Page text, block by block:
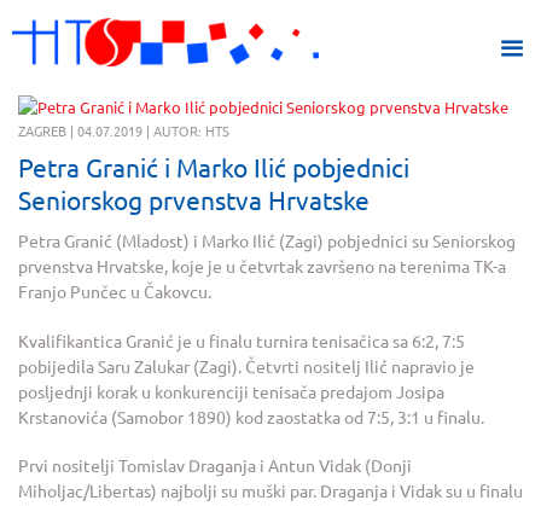
ZAGREB | 04.07.2019 | AUTOR: HTS
Petra Granić i Marko Ilić pobjednici
Seniorskog prvenstva Hrvatske
Petra Granić (Mladost) i Marko Ilić (Zagi) pobjednici su Seniorskog
prvenstva Hrvatske, koje je u četvrtak završeno na terenima TK-a
Franjo Punčec u Čakovcu.
Kvalifikantica Granić je u finalu turnira tenisačica sa 6:2, 7:5
pobijedila Saru Zalukar (Zagi). Četvrti nositelj Ilić napravio je
posljednji korak u konkurenciji tenisača predajom Josipa
Krstanovića (Samobor 1890) kod zaostatka od 7:5, 3:1 u finalu.
Prvi nositelji Tomislav Draganja i Antun Vidak (Donji
Miholjac/Libertas) najbolji su muški par. Draganja i Vidak su u finalu